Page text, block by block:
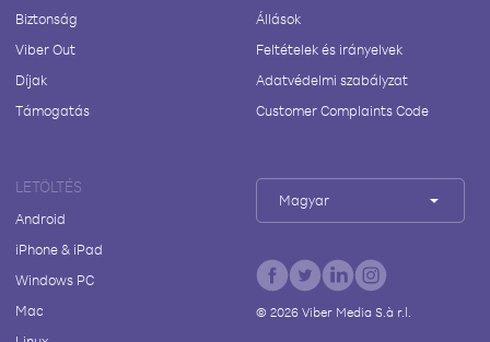
Biztonság
Viber Out
Díjak
Támogatás
Állások
Feltételek és irányelvek
Adatvédelmi szabályzat
Customer Complaints Code
LETÖLTÉS
Android
iPhone & iPad
Windows PC
Mac
Magyar
© 2026Viber Media S.à r.l.